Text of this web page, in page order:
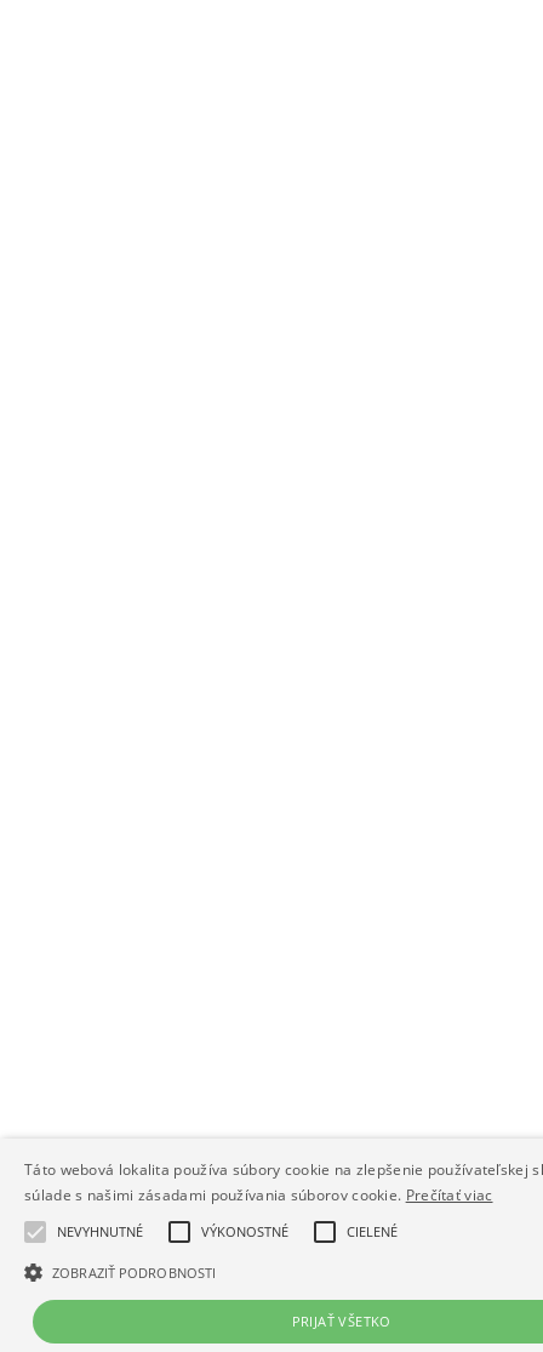
Táto webová lokalita používa súbory cookie na zlepšenie používateľskej
súlade s našimi zásadami používania súborov cookie. Prečítať viac
NEVYHNUTNÉ VÝKONOSTNÉ CIELENÉ
ZOBRAZIŤ PODROBNOSTI
PRIJAŤ VŠETKO